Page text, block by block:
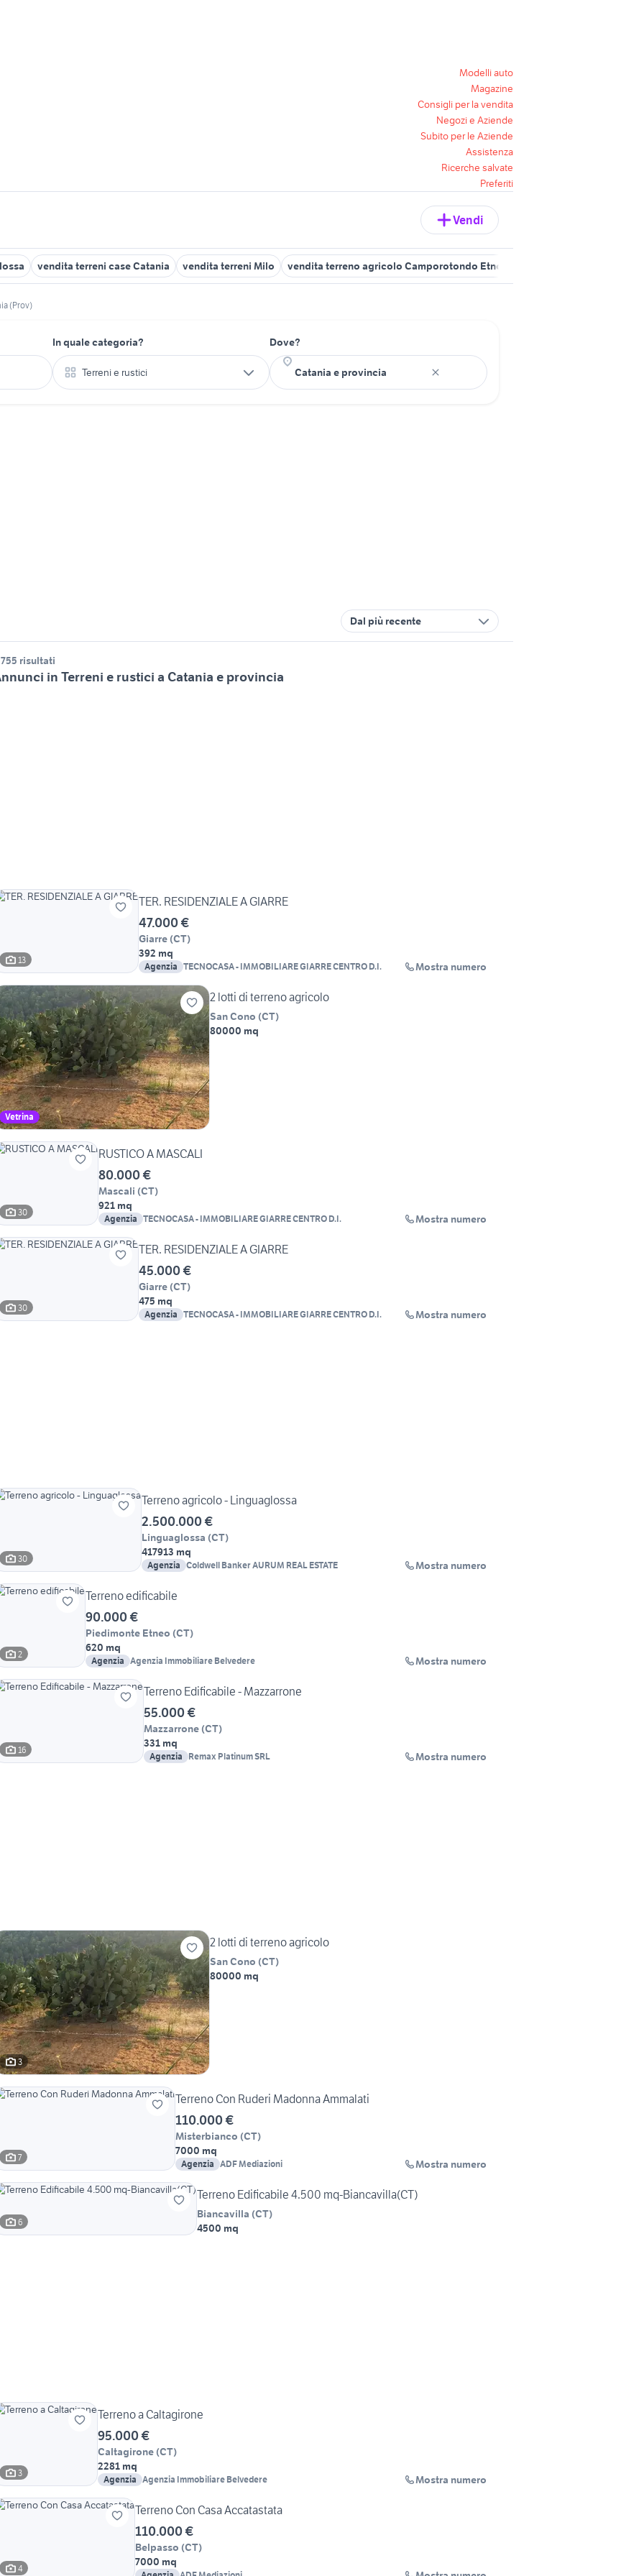
Modelli auto
Magazine
Consigli per la vendita
Negozi e Aziende
Subito per le Aziende
Assistenza
Ricerche salvate
Preferiti
Vendi
vendita terreni case Catania vendita terreni Milo vendita terreno agricolo Camporotondo Etneo
(Prov)
In quale categoria?
Terreni e rustici
Dove?
Dal più recente
risultati
in Terreni e rustici a Catania e provincia
13
TER. RESIDENZIALE A GIARRE
47.000 €
Giarre (CT)
392 mq
Agenzia TECNOCASA - IMMOBILIARE GIARRE CENTRO D.I. Mostra numero
Vetrina
2 lotti di terreno agricolo
San Cono (CT)
80000 mq
30
RUSTICO A MASCALI
80.000 €
Mascali (CT)
921 mq
Agenzia TECNOCASA - IMMOBILIARE GIARRE CENTRO D.I. Mostra numero
30
TER. RESIDENZIALE A GIARRE
45.000 €
Giarre (CT)
475 mq
Agenzia TECNOCASA - IMMOBILIARE GIARRE CENTRO D.I. Mostra numero
30
Terreno agricolo - Linguaglossa
2.500.000 €
Linguaglossa (CT)
417913 mq
Agenzia Coldwell Banker AURUM REAL ESTATE Mostra numero
2
Terreno edificabile
90.000 €
Piedimonte Etneo (CT)
620 mq
Agenzia Agenzia Immobiliare Belvedere Mostra numero
16
Terreno Edificabile - Mazzarrone
55.000 €
Mazzarrone (CT)
331 mq
Agenzia Remax Platinum SRL Mostra numero
3
2 lotti di terreno agricolo
San Cono (CT)
80000 mq
7
Terreno Con Ruderi Madonna Ammalati
110.000 €
Misterbianco (CT)
7000 mq
Agenzia ADF Mediazioni Mostra numero
6
Terreno Edificabile 4.500 mq-Biancavilla(CT)
Biancavilla (CT)
4500 mq
3
Terreno a Caltagirone
95.000 €
Caltagirone (CT)
2281 mq
Agenzia Agenzia Immobiliare Belvedere Mostra numero
4
Terreno Con Casa Accatastata
110.000 €
Belpasso (CT)
7000 mq